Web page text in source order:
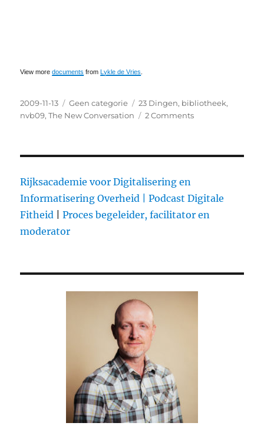
View moredocuments fromLykle de Vries
Posted
on
2009-11-13 Categories
Geen categorie Tags
23 Dingen, bibliotheek,
nvb09,The New Conversation 2 Comments
Bibliotheken
Rijksacademie voor Digitalisering en
Informatisering Overheid |
Podcast Digitale
Fitheid |Proces begeleider, facilitator en
moderator